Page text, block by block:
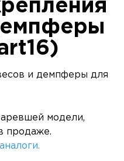
и демпферы для
модели,
продаже.